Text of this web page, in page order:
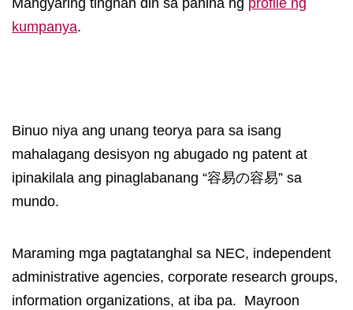
Mangyaring tingnan din sa pahina ng profile ng
kumpanya.
Binuo niya ang unang teorya para sa isang
mahalagang desisyon ng abugado ng patent at
ipinakilala ang pinaglabanang “容易の容易” sa
mundo.
Maraming mga pagtatanghal sa NEC, independent
administrative agencies, corporate research groups,
information organizations, at iba pa. Mayroon